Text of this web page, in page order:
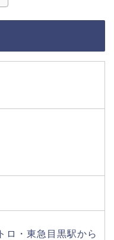
ロ・東急目黒駅から